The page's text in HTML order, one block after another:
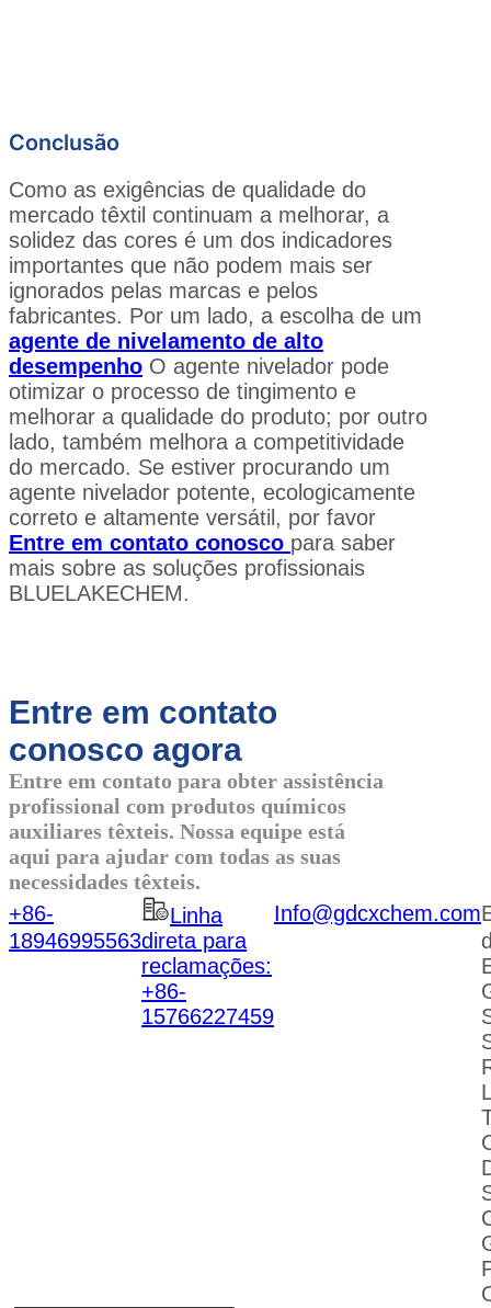
Conclusão
Como as exigências de qualidade do
mercado têxtil continuam a melhorar, a
solidez das cores é um dos indicadores
importantes que não podem mais ser
ignorados pelas marcas e pelos
fabricantes. Por um lado, a escolha de um
agente de nivelamento de alto
desempenho O agente nivelador pode
otimizar o processo de tingimento e
melhorar a qualidade do produto; por outro
lado, também melhora a competitividade
do mercado. Se estiver procurando um
agente nivelador potente, ecologicamente
correto e altamente versátil, por favor
Entre em contato conosco para saber
mais sobre as soluções profissionais
BLUELAKECHEM.
Entre em contato
conosco agora
Entre em contato para obter assistência
profissional com produtos químicos
auxiliares têxteis. Nossa equipe está
aqui para ajudar com todas as suas
necessidades têxteis.
+86-
18946995563
Linha
direta para
reclamações:
+86-
15766227459
Info@gdcxchem.com